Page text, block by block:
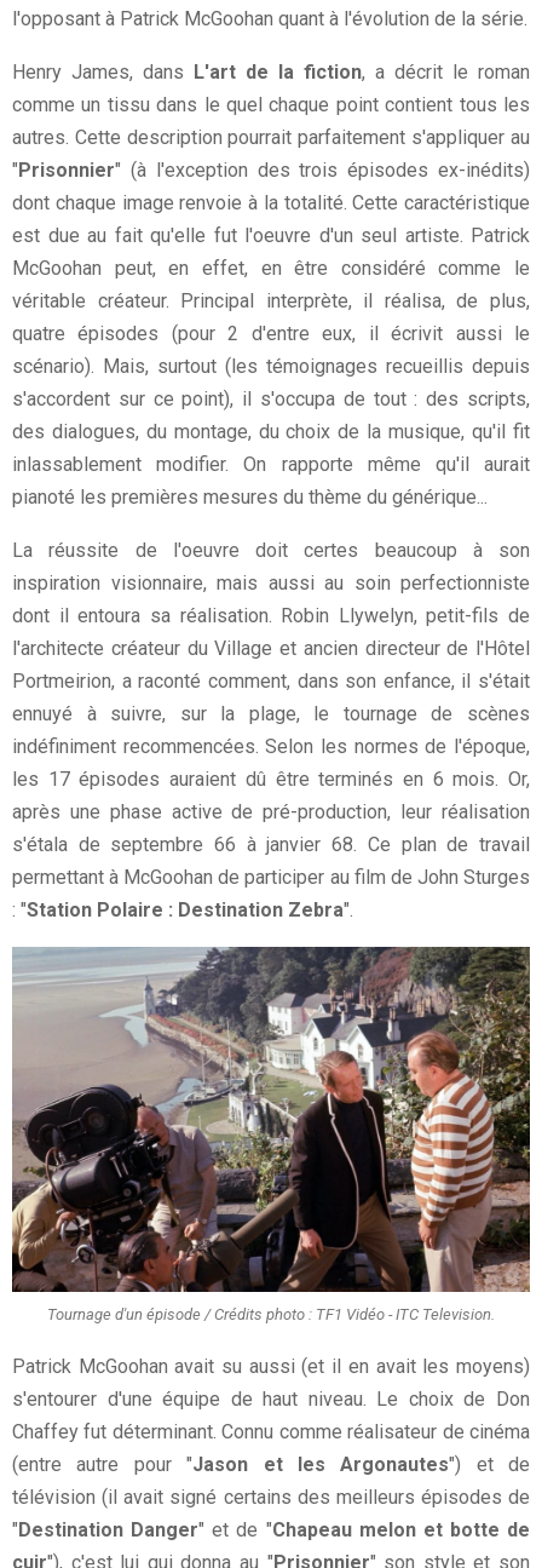
l'opposant à Patrick McGoohan quant à l'évolution de la série.
Henry James, dans L'art de la fiction, a décrit le roman
comme un tissu dans le quel chaque point contient tous les
autres. Cette description pourrait parfaitement s'appliquer au
"Prisonnier" (à l'exception des trois épisodes ex-inédits)
dont chaque image renvoie à la totalité. Cette caractéristique
est due au fait qu'elle fut l'oeuvre d'un seul artiste. Patrick
McGoohan peut, en effet, en être considéré comme le
véritable créateur. Principal interprète, il réalisa, de plus,
quatre épisodes (pour 2 d'entre eux, il écrivit aussi le
scénario). Mais, surtout (les témoignages recueillis depuis
s'accordent sur ce point), il s'occupa de tout : des scripts,
des dialogues, du montage, du choix de la musique, qu'il fit
inlassablement modifier. On rapporte même qu'il aurait
pianoté les premières mesures du thème du générique...
La réussite de l'oeuvre doit certes beaucoup à son
inspiration visionnaire, mais aussi au soin perfectionniste
dont il entoura sa réalisation. Robin Llywelyn, petit-fils de
l'architecte créateur du Village et ancien directeur de l'Hôtel
Portmeirion, a raconté comment, dans son enfance, il s'était
ennuyé à suivre, sur la plage, le tournage de scènes
indéfiniment recommencées. Selon les normes de l'époque,
les 17 épisodes auraient dû être terminés en 6 mois. Or,
après une phase active de pré-production, leur réalisation
s'étala de septembre 66 à janvier 68. Ce plan de travail
permettant à McGoohan de participer au film de John Sturges
: "Station Polaire : Destination Zebra".
Tournage d'un épisode / Crédits photo : TF1 Vidéo - ITC Television.
Patrick McGoohan avait su aussi (et il en avait les moyens)
s'entourer d'une équipe de haut niveau. Le choix de Don
Chaffey fut déterminant. Connu comme réalisateur de cinéma
(entre autre pour "Jason et les Argonautes") et de
télévision (il avait signé certains des meilleurs épisodes de
"Destination Danger" et de "Chapeau melon et botte de
cuir"), c'est lui qui donna au "Prisonnier" son style et son